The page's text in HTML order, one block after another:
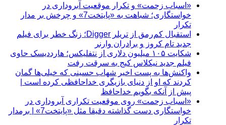
«اسباب زحمت» و تکرار موقعیت آبروداری در
خواستگاری؛ شباهت به «پایتخت7» و چرخش بر مدار
تکرار
استقبال کم‌رمق از تریلر Digger؛ زنگ خطر برای فیلم
جدید تام کروز و برادران وارنر
شکایت ۱۰۵ میلیون دلاری از نتفلیکس؛ هارددیسک حاوی
فیلم جدید نیکلاس کیج به سرقت رفت
واکنش‌ها به پست اخیر شهاب حسینی که خیلی‌ها گمان
کردند که او از دنیای بازیگری خداحافظی کرده است |
پیش از آنکه بگویم خداحافظ
«اسباب زحمت» روی موقعیت تکراری آبروداری در
خواستگاری دست گذاشته دقیقا مثل «پایتخت7» | برمدار
تکرار